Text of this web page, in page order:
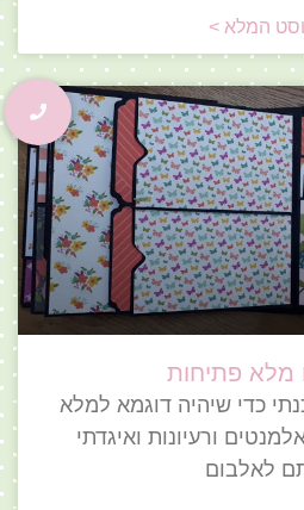
המלא >
מלא פתיחות
כדי שיהיה דוגמא למלא
ורעיונות ואיגדתי
לאלבום